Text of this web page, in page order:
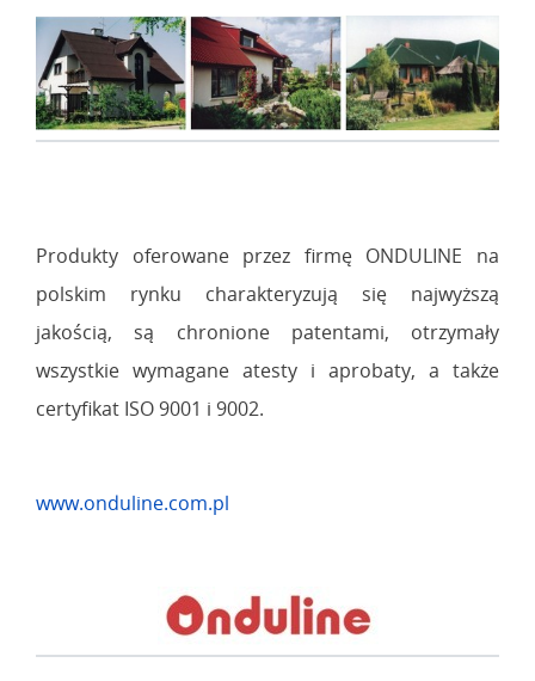
Produkty oferowane przez firmę ONDULINE na
polskim rynku charakteryzują się najwyższą
jakością, są chronione patentami, otrzymały
wszystkie wymagane atesty i aprobaty, a także
certyfikat ISO 9001 i 9002.
www.onduline.com.pl